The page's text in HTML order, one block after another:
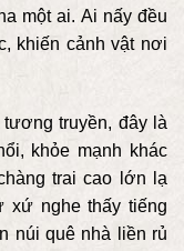
một ai. Ai nấy đều
khiến cảnh vật nơi
truyền, đây là
khỏe mạnh khác
trai cao lớn lạ
xứ nghe thấy tiếng
núi quê nhà liền rủ